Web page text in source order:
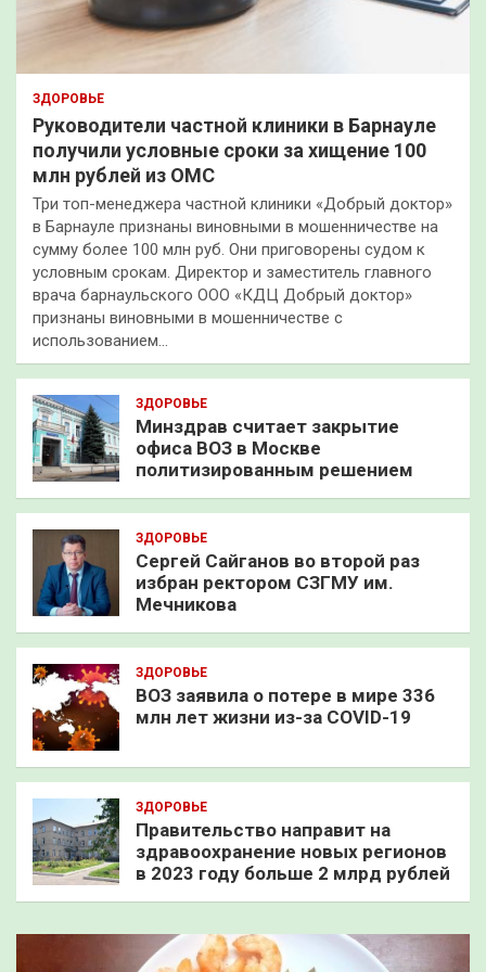
ЗДОРОВЬЕ
Руководители частной клиники в Барнауле
получили условные сроки за хищение 100
млн рублей из ОМС
Три топ-менеджера частной клиники «Добрый доктор»
в Барнауле признаны виновными в мошенничестве на
сумму более 100 млн руб. Они приговорены судом к
условным срокам. Директор и заместитель главного
врача барнаульского ООО «КДЦ Добрый доктор»
признаны виновными в мошенничестве с
использованием…
ЗДОРОВЬЕ
Минздрав считает закрытие
офиса ВОЗ в Москве
политизированным решением
ЗДОРОВЬЕ
Сергей Сайганов во второй раз
избран ректором СЗГМУ им.
Мечникова
ЗДОРОВЬЕ
ВОЗ заявила о потере в мире 336
млн лет жизни из-за COVID-19
ЗДОРОВЬЕ
Правительство направит на
здравоохранение новых регионов
в 2023 году больше 2 млрд рублей